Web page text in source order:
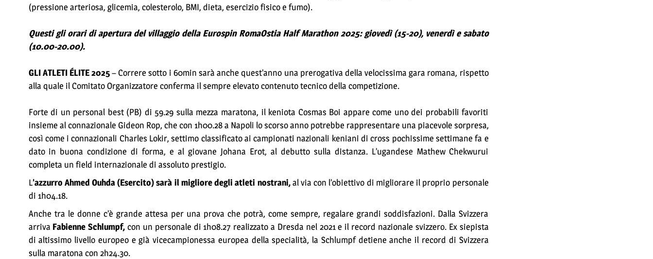
(pressione arteriosa, glicemia, colesterolo, BMI, dieta, esercizio fisico e fumo).
Questi gli orari di apertura del villaggio della Eurospin RomaOstia Half Marathon 2025: giovedì (15-20), venerdì e sabato
(10.00-20.00).
GLI ATLETI ÉLITE 2025– Correre sotto i 60min sarà anche quest’anno una prerogativa della velocissima gara romana, rispetto
alla quale il Comitato Organizzatore conferma il sempre elevato contenuto tecnico della competizione.
Forte di un personal best (PB) di 59.29 sulla mezza maratona, il keniota Cosmas Boi appare come uno dei probabili favoriti
insieme al connazionale Gideon Rop, che con 1h00.28 a Napoli lo scorso anno potrebbe rappresentare una piacevole sorpresa,
così come i connazionali Charles Lokir, settimo classificato ai campionati nazionali keniani di cross pochissime settimane fa e
dato in buona condizione di forma, e al giovane Johana Erot, al debutto sulla distanza. L’ugandese Mathew Chekwurui
completa un field internazionale di assoluto prestigio.
L’azzurro Ahmed Ouhda (Esercito) sarà il migliore degli atleti nostrani,al via con l’obiettivo di migliorare il proprio personale
di 1h04.18.
Anche tra le donne c’è grande attesa per una prova che potrà, come sempre, regalare grandi soddisfazioni. Dalla Svizzera
arriva Fabienne Schlumpf, con un personale di 1h08.27 realizzato a Dresda nel 2021 e il record nazionale svizzero. Ex siepista
di altissimo livello europeo e già vicecampionessa europea della specialità, la Schlumpf detiene anche il record di Svizzera
sulla maratona con 2h24.30.